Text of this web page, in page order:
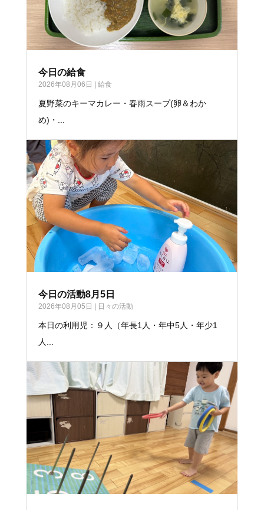
今日の給食
2026年08月06日 給食
夏野菜のキーマカレー・春雨スープ(卵＆わか
め)・...
今日の活動8月5日
2026年08月05日 日々の活動
本日の利用児：９人（年長1人・年中5人・年少1
人...